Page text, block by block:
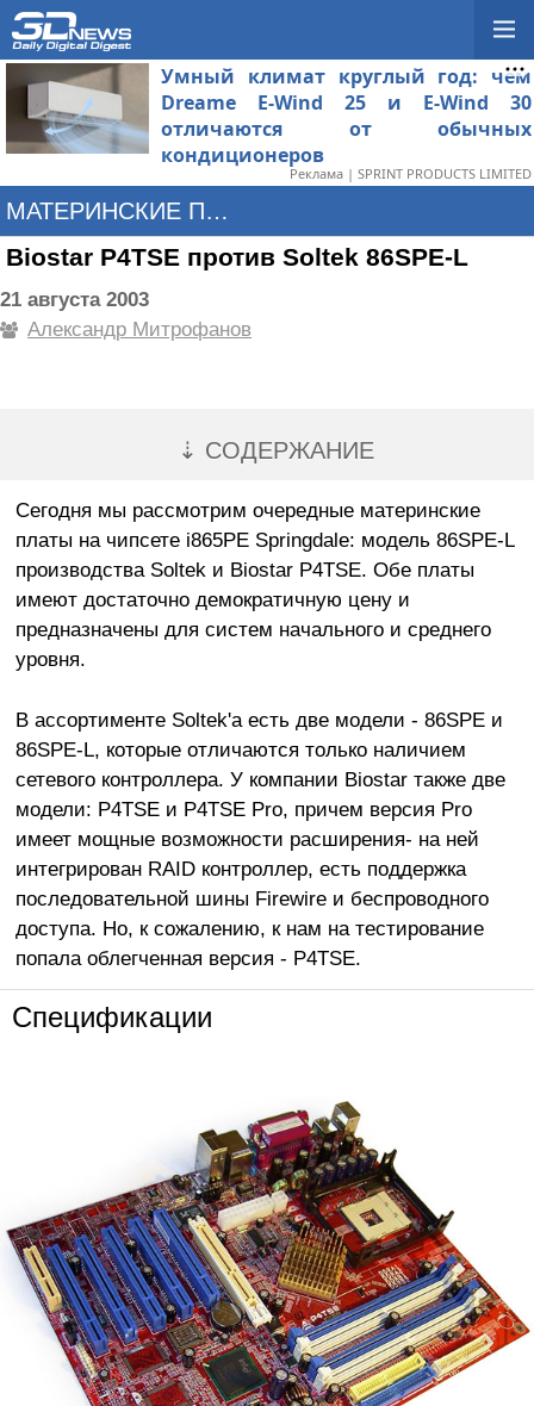
Умный климат круглый год: чем
Dreame E-Wind 25 и E-Wind 30
отличаются от обычных
кондиционеров
Реклама | SPRINT PRODUCTS LIMITED
МАТЕРИНСКИЕ ПЛАТЫ
Biostar P4TSE против Soltek 86SPE-L
21 августа 2003
Александр Митрофанов
⇣ СОДЕРЖАНИЕ
Сегодня мы рассмотрим очередные материнские
платы на чипсете i865PE Springdale: модель 86SPE-L
производства Soltek и Biostar P4TSE. Обе платы
имеют достаточно демократичную цену и
предназначены для систем начального и среднего
уровня.
В ассортименте Soltek'a есть две модели - 86SPE и
86SPE-L, которые отличаются только наличием
сетевого контроллера. У компании Biostar также две
модели: P4TSE и P4TSE Pro, причем версия Pro
имеет мощные возможности расширения- на ней
интегрирован RAID контроллер, есть поддержка
последовательной шины Firewire и беспроводного
доступа. Но, к сожалению, к нам на тестирование
попала облегченная версия - P4TSE.
Спецификации